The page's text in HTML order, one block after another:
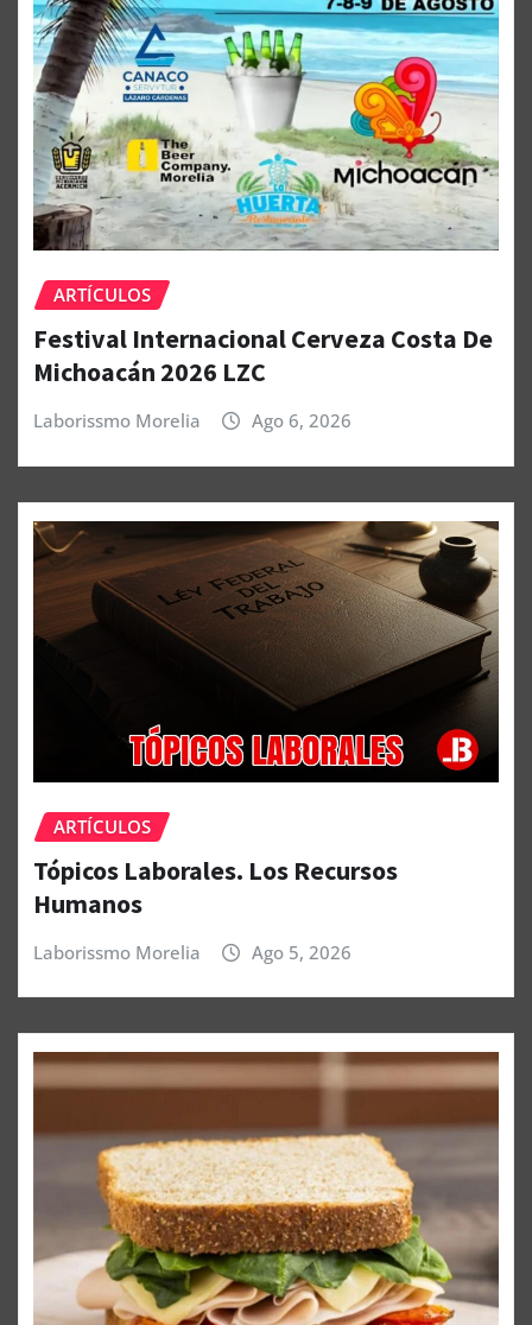
ARTÍCULOS
Festival Internacional Cerveza Costa De
Michoacán 2026 LZC
Laborissmo Morelia Ago 6, 2026
ARTÍCULOS
Tópicos Laborales. Los Recursos
Humanos
Laborissmo Morelia Ago 5, 2026